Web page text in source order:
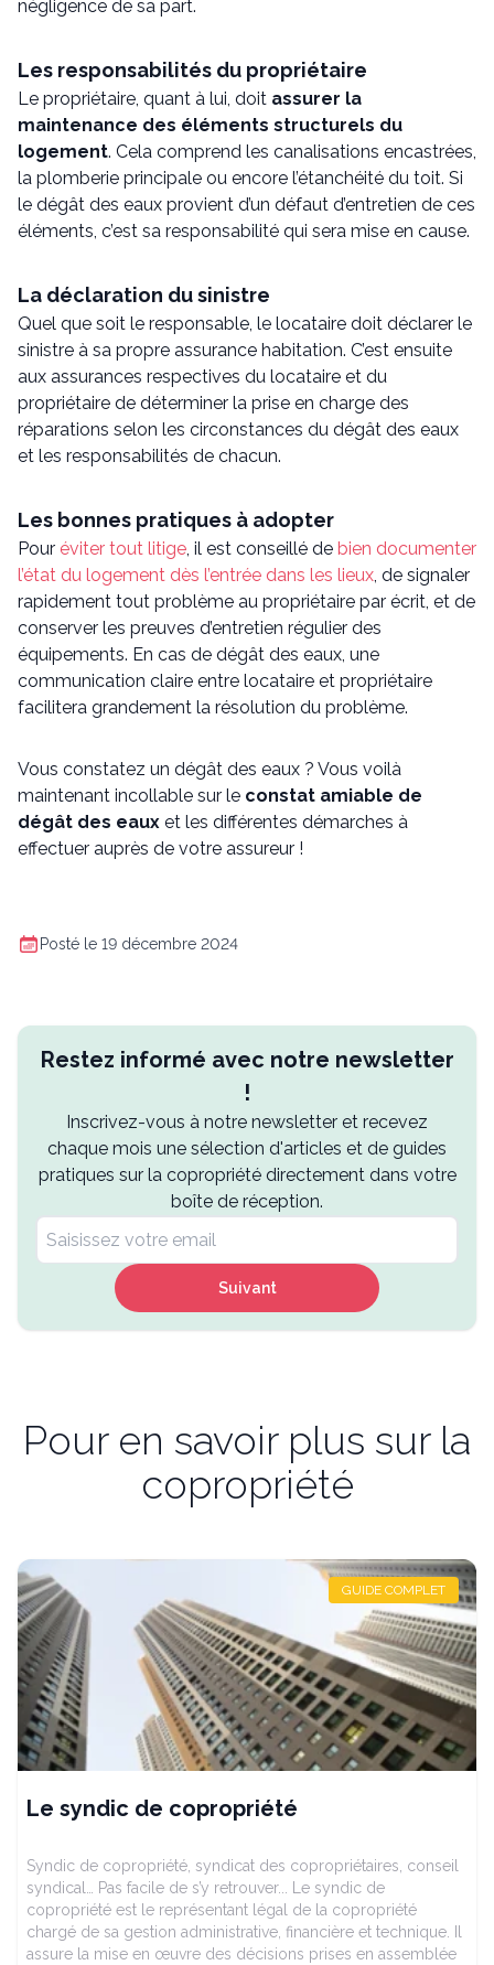
négligence de sa part.
Les responsabilités du propriétaire
Le propriétaire, quant à lui, doit assurer la
maintenance des éléments structurels du
logement. Cela comprend les canalisations encastrées,
la plomberie principale ou encore l’étanchéité du toit. Si
le dégât des eaux provient d’un défaut d’entretien de ces
éléments, c’est sa responsabilité qui sera mise en cause.
La déclaration du sinistre
Quel que soit le responsable, le locataire doit déclarer le
sinistre à sa propre assurance habitation. C’est ensuite
aux assurances respectives du locataire et du
propriétaire de déterminer la prise en charge des
réparations selon les circonstances du dégât des eaux
et les responsabilités de chacun.
Les bonnes pratiques à adopter
Pour éviter tout litige, il est conseillé de bien documenter
l’état du logement dès l’entrée dans les lieux, de signaler
rapidement tout problème au propriétaire par écrit, et de
conserver les preuves d’entretien régulier des
équipements. En cas de dégât des eaux, une
communication claire entre locataire et propriétaire
facilitera grandement la résolution du problème.
Vous constatez un dégât des eaux ? Vous voilà
maintenant incollable sur le constat amiable de
dégât des eaux et les différentes démarches à
effectuer auprès de votre assureur !
Posté le 19 décembre 2024
Restez informé avec notre newsletter
!
Inscrivez-vous à notre newsletter et recevez
chaque mois une sélection d'articles et de guides
pratiques sur la copropriété directement dans votre
boîte de réception.
Suivant
Pour en savoir plus sur la
copropriété
GUIDE COMPLET
Le syndic de copropriété
Syndic de copropriété, syndicat des copropriétaires, conseil
syndical… Pas facile de s’y retrouver... Le syndic de
copropriété est le représentant légal de la copropriété
chargé de sa gestion administrative, financière et technique. Il
assure la mise en œuvre des décisions prises en assemblée